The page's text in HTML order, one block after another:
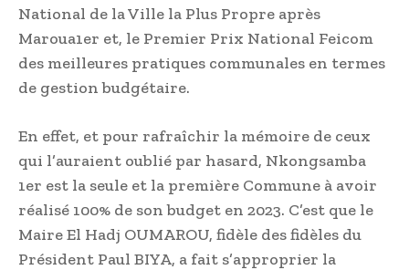
National de la Ville la Plus Propre après
Maroua1er et, le Premier Prix National Feicom
des meilleures pratiques communales en termes
de gestion budgétaire.
En effet, et pour rafraîchir la mémoire de ceux
qui l’auraient oublié par hasard, Nkongsamba
1er est la seule et la première Commune à avoir
réalisé 100% de son budget en 2023. C’est que le
Maire El Hadj OUMAROU, fidèle des fidèles du
Président Paul BIYA, a fait s’approprier la